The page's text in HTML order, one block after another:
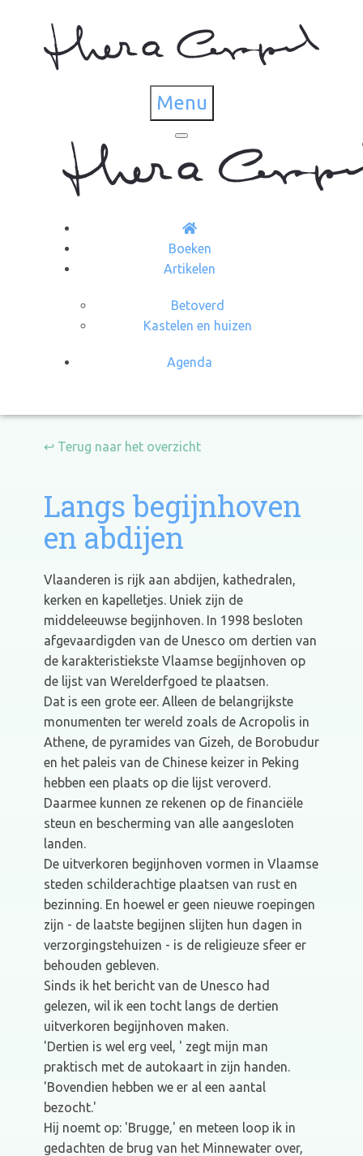
Menu
Boeken
Artikelen
Betoverd
Kastelen en huizen
Agenda
↩ Terug naar het overzicht
Langs begijnhoven
en abdijen
Vlaanderen is rijk aan abdijen, kathedralen,
kerken en kapelletjes. Uniek zijn de
middeleeuwse begijnhoven. In 1998 besloten
afgevaardigden van de Unesco om dertien van
de karakteristiekste Vlaamse begijnhoven op
de lijst van Werelderfgoed te plaatsen.
Dat is een grote eer. Alleen de belangrijkste
monumenten ter wereld zoals de Acropolis in
Athene, de pyramides van Gizeh, de Borobudur
en het paleis van de Chinese keizer in Peking
hebben een plaats op die lijst veroverd.
Daarmee kunnen ze rekenen op de financiële
steun en bescherming van alle aangesloten
landen.
De uitverkoren begijnhoven vormen in Vlaamse
steden schilderachtige plaatsen van rust en
bezinning. En hoewel er geen nieuwe roepingen
zijn - de laatste begijnen slijten hun dagen in
verzorgingstehuizen - is de religieuze sfeer er
behouden gebleven.
Sinds ik het bericht van de Unesco had
gelezen, wil ik een tocht langs de dertien
uitverkoren begijnhoven maken.
'Dertien is wel erg veel, ' zegt mijn man
praktisch met de autokaart in zijn handen.
'Bovendien hebben we er al een aantal
bezocht.'
Hij noemt op: 'Brugge,' en meteen loop ik in
gedachten de brug van het Minnewater over,